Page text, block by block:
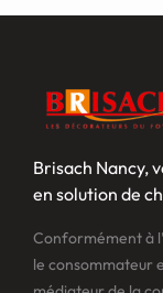
Brisach Nancy,
en solution de
Conformément à
le consommateur